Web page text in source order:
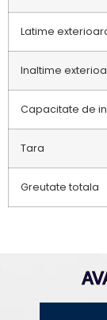
Latime
Inaltime
Capacitate de
Tara
Greutate totala